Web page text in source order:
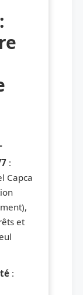
:
Capca
et
: